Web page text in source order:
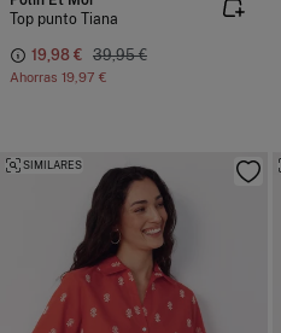
Top punto Tiana
19,98 € 39,95 €
Ahorras 19,97 €
SIMILARES